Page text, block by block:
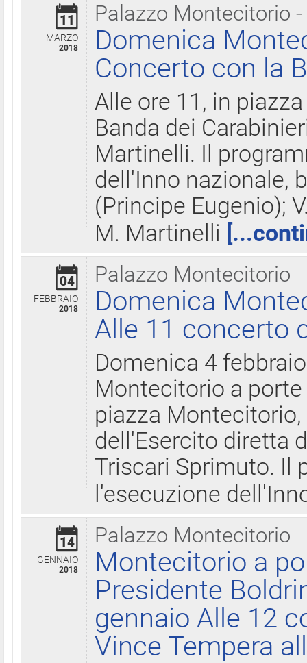
Palazzo Montecitorio
11
MARZO
2018
Domenica
Concerto con la
Alle ore 11, in
Banda dei
Martinelli. Il
dell'Inno nazionale,
(Principe Eugenio);
M. Martinelli
Palazzo Montecitorio
04
FEBBRAIO
2018
Domenica
Alle 11 concerto
Domenica 4
Montecitorio a
piazza
dell'Esercito diretta
Triscari Sprimuto. Il
l'esecuzione
Palazzo Montecitorio
14
GENNAIO
2018
Montecitorio a
Presidente
gennaio Alle 12
Vince Tempera